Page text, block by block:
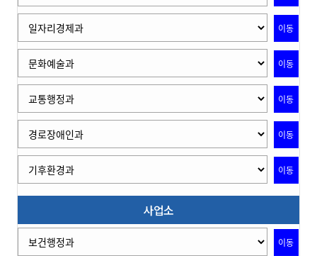
이동
이동
이동
이동
이동
사업소
이동